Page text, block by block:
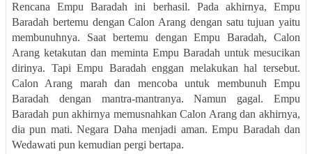
Rencana Empu Baradah ini berhasil. Pada akhirnya, Empu
Baradah bertemu dengan Calon Arang dengan satu tujuan yaitu
membunuhnya. Saat bertemu dengan Empu Baradah, Calon
Arang ketakutan dan meminta Empu Baradah untuk mesucikan
dirinya. Tapi Empu Baradah enggan melakukan hal tersebut.
Calon Arang marah dan mencoba untuk membunuh Empu
Baradah dengan mantra-mantranya. Namun gagal. Empu
Baradah pun akhirnya memusnahkan Calon Arang dan akhirnya,
dia pun mati. Negara Daha menjadi aman. Empu Baradah dan
Wedawati pun kemudian pergi bertapa.